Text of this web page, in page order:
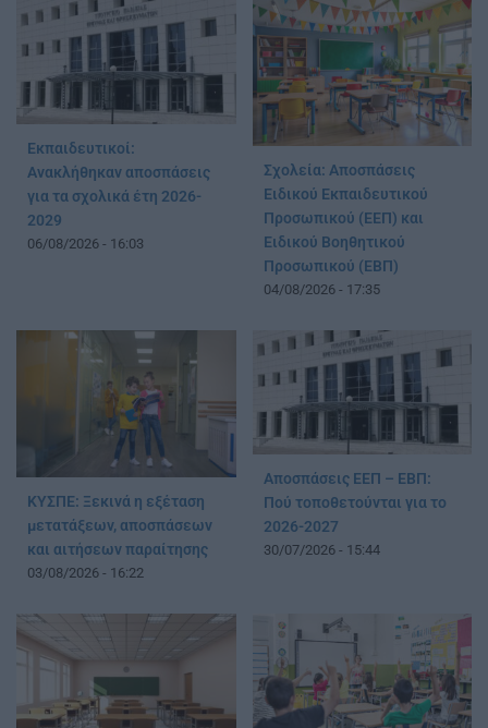
Εκπαιδευτικοί:
Ανακλήθηκαν αποσπάσεις
για τα σχολικά έτη 2026-
2029
06/08/2026 - 16:03
Σχολεία: Αποσπάσεις
Ειδικού Εκπαιδευτικού
Προσωπικού (ΕΕΠ) και
Ειδικού Βοηθητικού
Προσωπικού (ΕΒΠ)
04/08/2026 - 17:35
ΚΥΣΠΕ: Ξεκινά η εξέταση
μετατάξεων, αποσπάσεων
και αιτήσεων παραίτησης
03/08/2026 - 16:22
Αποσπάσεις ΕΕΠ – ΕΒΠ:
Πού τοποθετούνται για το
2026-2027
30/07/2026 - 15:44